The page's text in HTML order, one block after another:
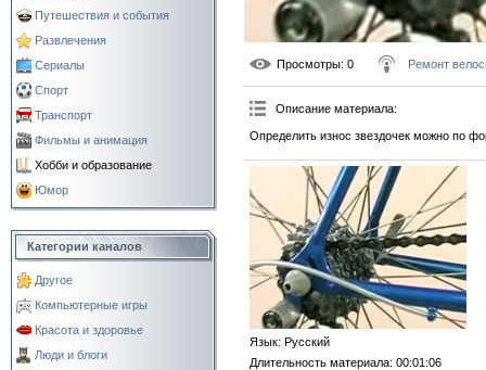
Путешествия и события
Развлечения
Сериалы
Спорт
Транспорт
Фильмы и анимация
Хобби и образование
Юмор
Категории каналов
Другое
Компьютерные игры
Красота и здоровье
Люди и блоги
Просмотры: 0 Ремонт
Описание материала:
Определить износ звездочек можно по
Язык: Русский
Длительность материала: 00:01:06